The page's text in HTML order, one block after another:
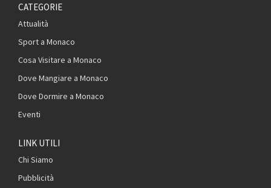
CATEGORIE
Attualità
Sport a Monaco
Cosa Visitare a Monaco
Dove Mangiare a Monaco
Dove Dormire a Monaco
Eventi
LINK UTILI
Chi Siamo
Pubblicità